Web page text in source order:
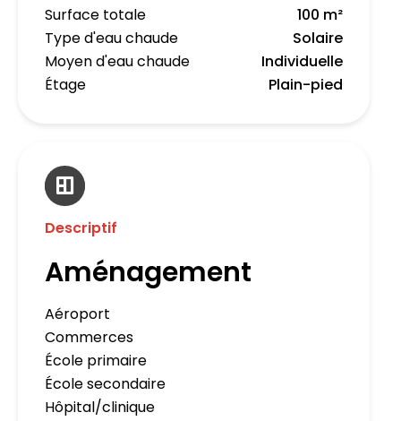
Surface totale
100 m²
Type d'eau chaude
Solaire
Moyen d'eau chaude
Individuelle
Étage
Plain-pied
Descriptif
Aménagement
Aéroport
Commerces
École primaire
École secondaire
Hôpital/clinique